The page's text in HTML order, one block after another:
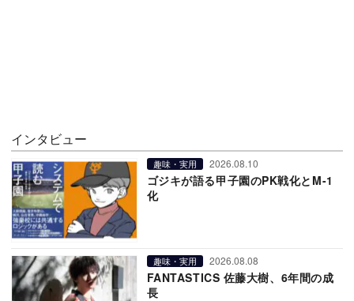
インタビュー
趣味・実用 2026.08.10
ゴジキが語る甲子園のPK戦化とM-1
化
趣味・実用 2026.08.08
FANTASTICS 佐藤大樹、6年間の成
長